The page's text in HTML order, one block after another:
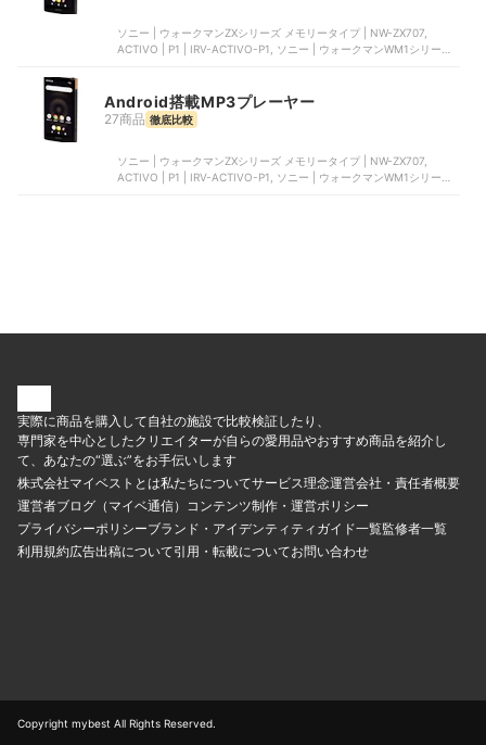
ソニー | ウォークマンZXシリーズ メモリータイプ | NW-ZX707,
ACTIVO | P1 | IRV-ACTIVO-P1, ソニー | ウォークマンWM1シリーズ
Android搭載MP3プレーヤー
27商品 徹底比較
ソニー | ウォークマンZXシリーズ メモリータイプ | NW-ZX707,
ACTIVO | P1 | IRV-ACTIVO-P1, ソニー | ウォークマンWM1シリーズ
実際に商品を購入して自社の施設で比較検証したり、
専門家を中心としたクリエイターが自らの愛用品やおすすめ商品を紹介し
て、あなたの“選ぶ”をお手伝いします
株式会社マイベストとは私たちについてサービス理念運営会社・責任者概要
運営者ブログ（マイベ通信） コンテンツ制作・運営ポリシー
プライバシーポリシーブランド・アイデンティティ ガイド一覧監修者一覧
利用規約広告出稿について引用・転載についてお問い合わせ
Copyright mybest All Rights Reserved.